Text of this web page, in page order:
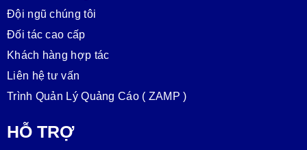
Đội ngũ chúng tôi
Đối tác cao cấp
Khách hàng hợp tác
Liên hệ tư vấn
Trình Quản Lý Quảng Cáo ( ZAMP )
HỖ TRỢ